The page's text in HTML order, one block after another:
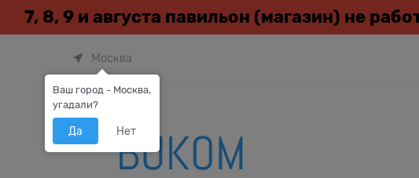
7, 8, 9 и августа павильон (магазин) не
Москва
Ваш город - Москва,
угадали?
Да Нет